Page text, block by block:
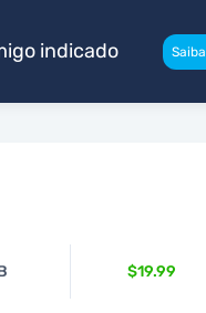
indicado
$19.99